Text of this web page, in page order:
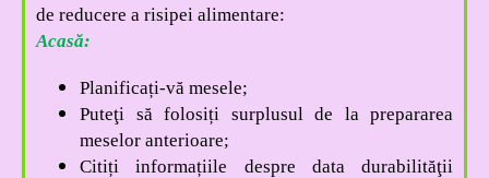
de reducere a risipei alimentare:
Acasă:
Planificați-vă mesele;
Puteţi să folosiți surplusul de la prepararea
meselor anterioare;
Citiți informațiile despre data durabilităţii